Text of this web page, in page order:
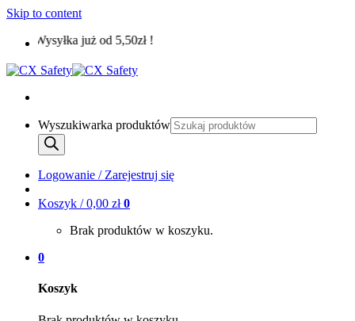
Skip to content
Wysyłka już od 5,50zł !
Wyszukiwarka produktów
Logowanie / Zarejestruj się
Koszyk /0,00 zł 0
Brak produktów w koszyku.
0
Koszyk